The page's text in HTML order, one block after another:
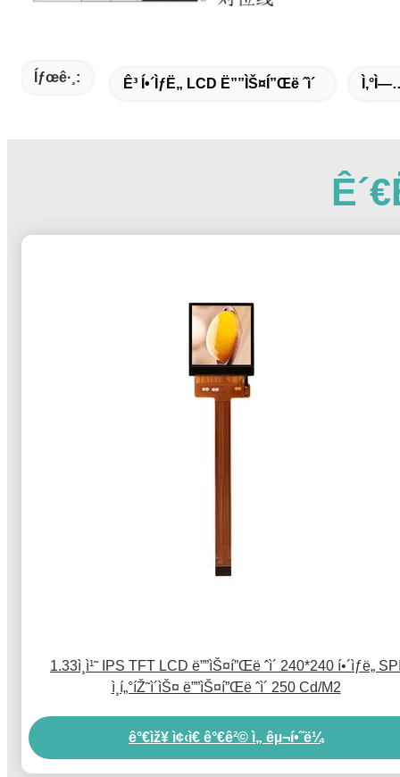
Íƒœê·¸: Ê³ Í•´ìƒë„ LCD Ë””ìŠ¤í”Œë ˆì´
1.33ì¸ì¹˜ IPS TFT LCD ë””ìŠ¤í”Œë ˆì´ 240*240 í•´ìƒë„
ì¸í„°íŽ˜ì´ìŠ¤ ë””ìŠ¤í”Œë ˆì´ 250 Cd/M2
ê°€ìž¥ ì¢‹ì€ ê°€ê²© ì„ êµ¬í•˜ë¼